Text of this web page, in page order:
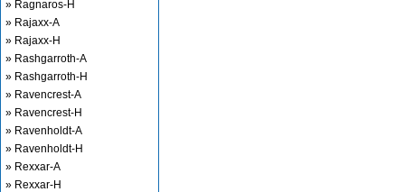
» Ragnaros-H
» Rajaxx-A
» Rajaxx-H
» Rashgarroth-A
» Rashgarroth-H
» Ravencrest-A
» Ravencrest-H
» Ravenholdt-A
» Ravenholdt-H
» Rexxar-A
» Rexxar-H